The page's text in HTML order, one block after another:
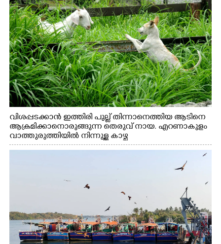
വിശപ്പടക്കാൻ ഇത്തിരി പുല്ല് തിന്നാനെത്തിയ ആടിനെ
ആക്രമിക്കാനൊരുങ്ങുന്ന തെരുവ് നായ. എറണാകുളം
വാത്തുരുത്തിയിൽ നിന്നുള്ള കാഴ്ച